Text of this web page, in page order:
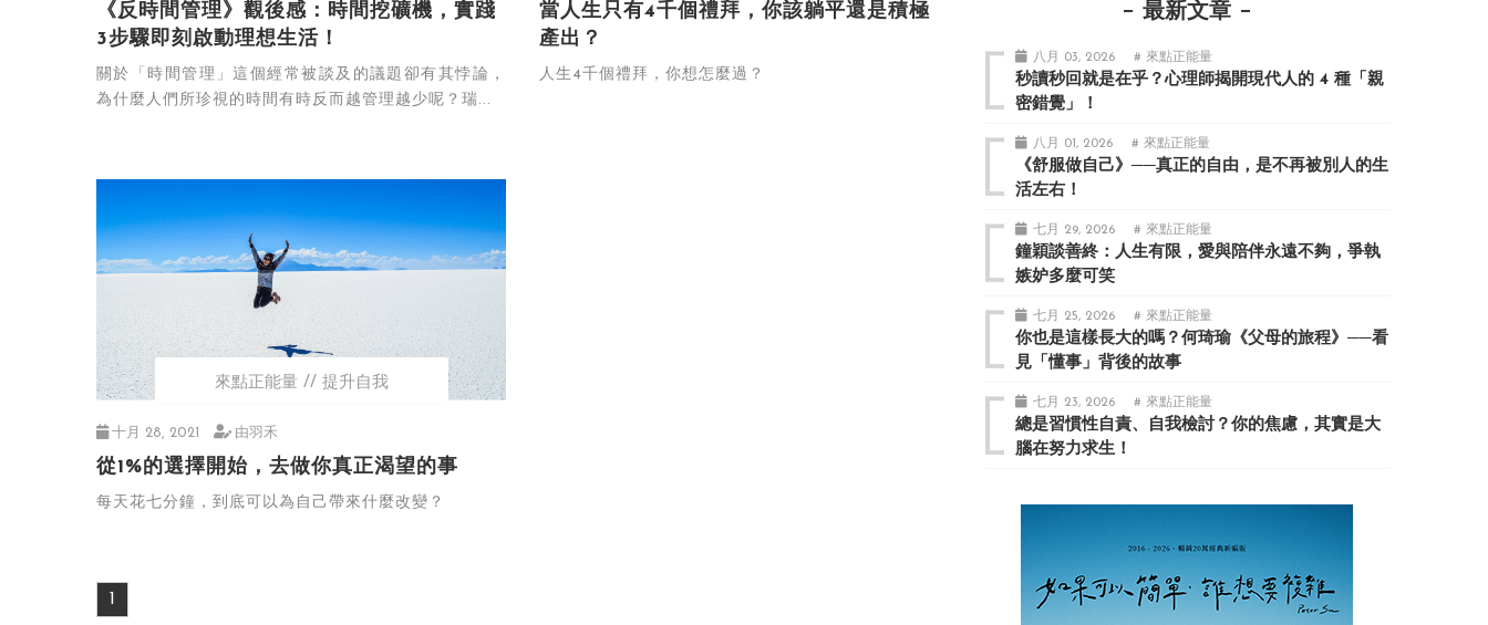
《反時間管理》觀後感：時間挖礦機，實踐
3步驟即刻啟動理想生活！
關於「時間管理」這個經常被談及的議題卻有其悖論，
為什麼人們所珍視的時間有時反而越管理越少呢？瑞...
當人生只有4千個禮拜，你該躺平還是積極
產出？
人生4千個禮拜，你想怎麼過？
來點正能量 提升自我
十月 28, 2021 由羽禾
從1%的選擇開始，去做你真正渴望的事
每天花七分鐘，到底可以為自己帶來什麼改變？
1
最新文章
八月 03, 2026 # 來點正能量
秒讀秒回就是在乎？心理師揭開現代人的 4 種「親
密錯覺」！
八月 01, 2026 # 來點正能量
《舒服做自己》──真正的自由，是不再被別人的生
活左右！
七月 29, 2026 # 來點正能量
鐘穎談善終：人生有限，愛與陪伴永遠不夠，爭執
嫉妒多麼可笑
七月 25, 2026 # 來點正能量
你也是這樣長大的嗎？何琦瑜《父母的旅程》──看
見「懂事」背後的故事
七月 23, 2026 # 來點正能量
總是習慣性自責、自我檢討？你的焦慮，其實是大
腦在努力求生！